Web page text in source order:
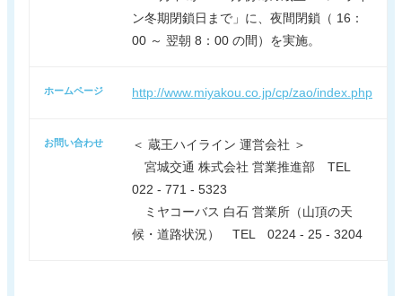
ン冬期閉鎖日まで」に、夜間閉鎖（ 16：
00 ～ 翌朝 8：00 の間）を実施。
ホームページ http://www.miyakou.co.jp/cp/zao/index.php
お問い合わせ
＜ 蔵王ハイライン 運営会社 ＞
宮城交通 株式会社 営業推進部 TEL
022 - 771 - 5323
ミヤコーバス 白石 営業所（山頂の天
候・道路状況） TEL 0224 - 25 - 3204